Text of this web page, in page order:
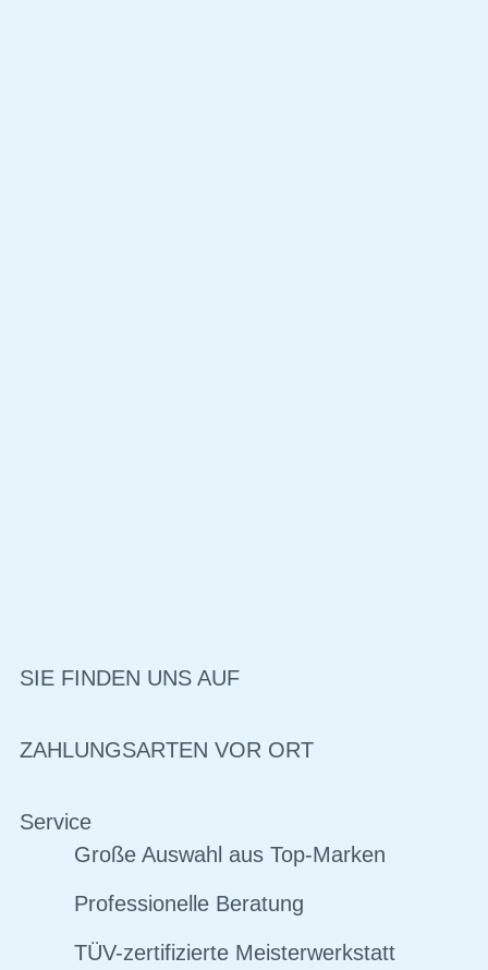
SIE FINDEN UNS AUF
ZAHLUNGSARTEN VOR ORT
Service
Große Auswahl aus Top-Marken
Professionelle Beratung
TÜV-zertifizierte Meisterwerkstatt